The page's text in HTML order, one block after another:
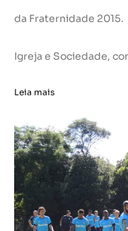
da Fraternidade
Igreja e Sociedade,
Leia mais